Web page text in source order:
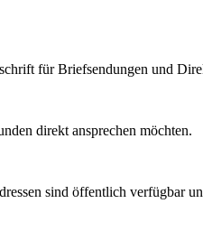
für Briefsendungen und
direkt ansprechen möchten.
sind öffentlich verfügbar